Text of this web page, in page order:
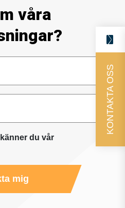
med
KONTAKTA OSS
våra
du vår
mig